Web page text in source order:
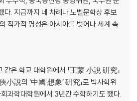
다. 지금까지 네 차례나 노벨문학상 후보
작가적 명성은 아시아를 벗어나 세계 속
같은 학교 대학원에서 「王蒙 小說 硏究」
小說의 ‘中國 想象’ 硏究」로 박사학위
과학대학원에서 3년간 수학하기도 했다.